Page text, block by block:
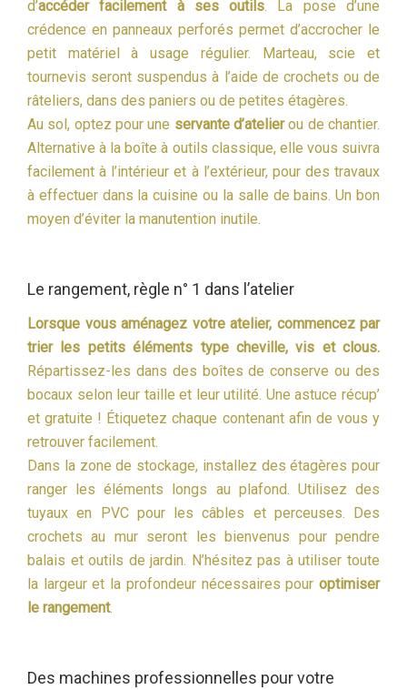
d’accéder facilement à ses outils. La pose d’une
crédence en panneaux perforés permet d’accrocher le
petit matériel à usage régulier. Marteau, scie et
tournevis seront suspendus à l’aide de crochets ou de
râteliers, dans des paniers ou de petites étagères.
Au sol, optez pour une servante d’atelierou de chantier.
Alternative à la boîte à outils classique, elle vous suivra
facilement à l’intérieur et à l’extérieur, pour des travaux
à effectuer dans la cuisine ou la salle de bains. Un bon
moyen d’éviter la manutention inutile.
Le rangement, règle n° 1 dans l’atelier
Lorsque vous aménagez votre atelier, commencez par
trier les petits éléments type cheville, vis et clous.
Répartissez-les dans des boîtes de conserve ou des
bocaux selon leur taille et leur utilité. Une astuce récup’
et gratuite ! Étiquetez chaque contenant afin de vous y
retrouver facilement.
Dans la zone de stockage, installez des étagères pour
ranger les éléments longs au plafond. Utilisez des
tuyaux en PVC pour les câbles et perceuses. Des
crochets au mur seront les bienvenus pour pendre
balais et outils de jardin. N’hésitez pas à utiliser toute
la largeur et la profondeur nécessaires pour optimiser
le rangement.
Des machines professionnelles pour votre